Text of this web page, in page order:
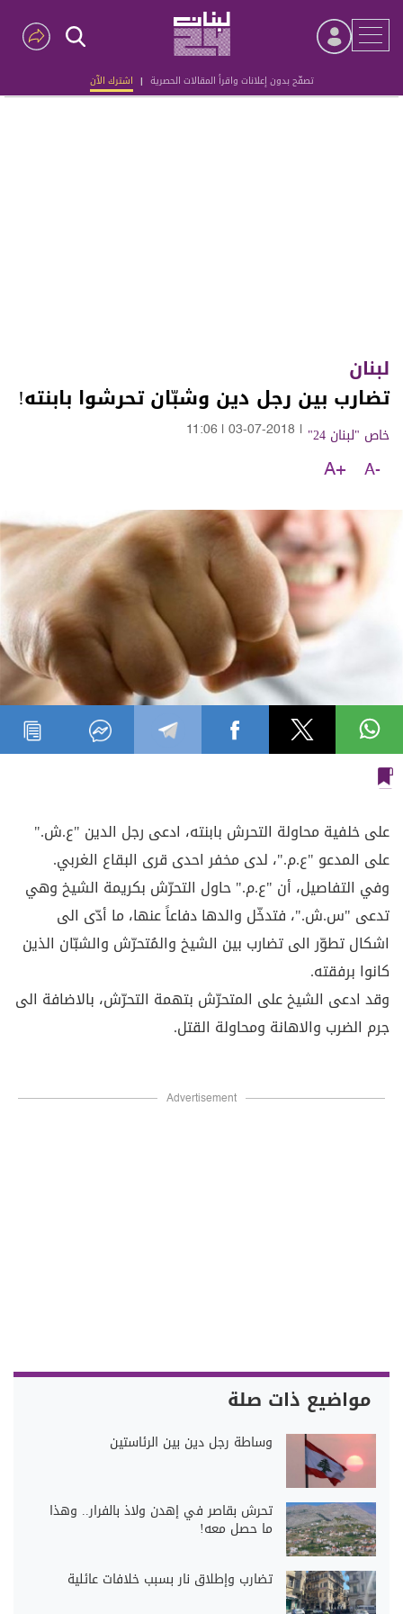
تصفّح بدون إعلانات واقرأ المقالات الحصرية | اشترك الآن
Advertisement
لبنان
تضارب بين رجل دين وشبّان تحرشوا بابنته!
خاص "لبنان 24" 03-07-2018
11:06
A-
A+
على خلفية محاولة التحرش بابنته، ادعى رجل الدين "ع.ش."
على المدعو "ع.م."، لدى مخفر احدى قرى البقاع الغربي.
وفي التفاصيل، أن "ع.م." حاول التحرّش بكريمة الشيخ وهي
تدعى "س.ش."، فتدخّل والدها دفاعاً عنها، ما أدّى الى
اشكال تطوّر الى تضارب بين الشيخ والمُتحرّش والشبّان الذين
كانوا برفقته.
وقد ادعى الشيخ على المتحرّش بتهمة التحرّش، بالاضافة الى
جرم الضرب والاهانة ومحاولة القتل.
Advertisement
مواضيع ذات صلة
وساطة رجل دين بين الرئاستين
تحرش بقاصر في إهدن ولاذ بالفرار.. وهذا
ما حصل معه!
تضارب وإطلاق نار بسبب خلافات عائلية